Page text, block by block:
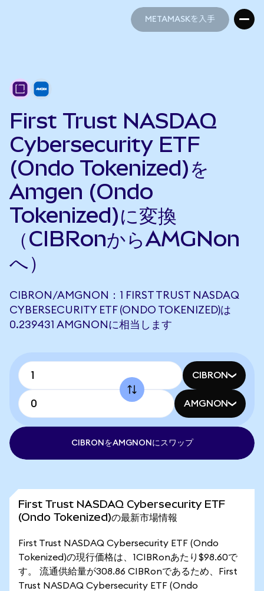
METAMASKを入手
First Trust NASDAQ
Cybersecurity ETF
(Ondo Tokenized)を
Amgen (Ondo
Tokenized)に変換
（CIBRonからAMGNon
へ）
CIBRON/AMGNON：1 FIRST TRUST NASDAQ
CYBERSECURITY ETF (ONDO TOKENIZED)は
0.239431 AMGNONに相当します
CIBRON
AMGNON
CIBRONをAMGNONにスワップ
First Trust NASDAQ Cybersecurity ETF
(Ondo Tokenized)の最新市場情報
First Trust NASDAQ Cybersecurity ETF (Ondo
Tokenized)の現行価格は、1CIBRonあたり$98.60で
す。 流通供給量が308.86 CIBRonであるため、First
Trust NASDAQ Cybersecurity ETF (Ondo